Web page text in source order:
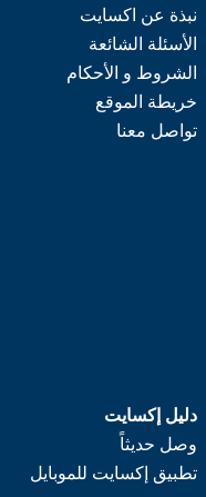
نبذة عن اكسايت
الأسئلة الشائعة
الشروط و الأحكام
خريطة الموقع
تواصل معنا
دليل إكسايت
وصل حديثاً
تطبيق إكسايت للموبايل